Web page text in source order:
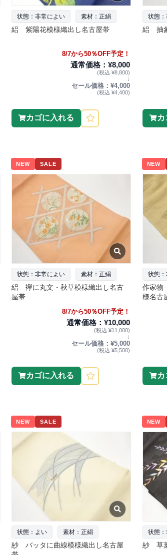
状態：非常によい 素材：正絹
絽 紫陽花模様織出し名古屋帯
8/7から50％OFF予定！
通常価格：¥8,000
(税込 ¥8,800)
↓
セール価格：¥4,000
(税込 ¥4,400)
カゴに入れる
状態
絽 抽
カ
NEW SALE
状態：非常によい 素材：正絹
絽 襷に丸文・秋草模様織出し名古
屋帯
8/7から50％OFF予定！
通常価格：¥10,000
(税込 ¥11,000)
↓
セール価格：¥5,000
(税込 ¥5,500)
カゴに入れる
NEW
状態
作家
様名古
カ
NEW SALE
状態：よい 素材：正絹
紗 バッタに曲線模様織出し名古屋
NEW
状態
紗 草